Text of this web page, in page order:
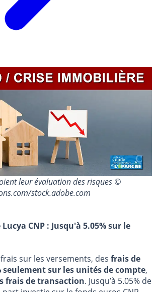
leur évaluation des risques ©
stock.adobe.com
CNP : Jusqu'à 5.05% sur le
sur les versements, des frais de
seulement sur les unités de compte,
frais de transaction. Jusqu’à 5.05% de